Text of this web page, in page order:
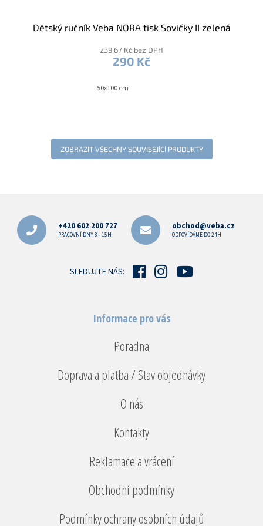
Dětský ručník Veba NORA tisk Sovičky II zelená
239,67 Kč bez DPH
290 Kč
50x100 cm
ZOBRAZIT VŠECHNY SOUVISEJÍCÍ PRODUKTY
+420 602 200 727
PRACOVNÍ DNY 8 - 15H
obchod@veba.cz
ODPOVÍDÁME DO 24H
SLEDUJTE NÁS:
Informace pro vás
Poradna
Doprava a platba / Stav objednávky
O nás
Kontakty
Reklamace a vrácení
Obchodní podmínky
Podmínky ochrany osobních údajů